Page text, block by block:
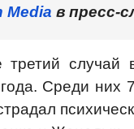
Media в пресс-
случай
Среди них